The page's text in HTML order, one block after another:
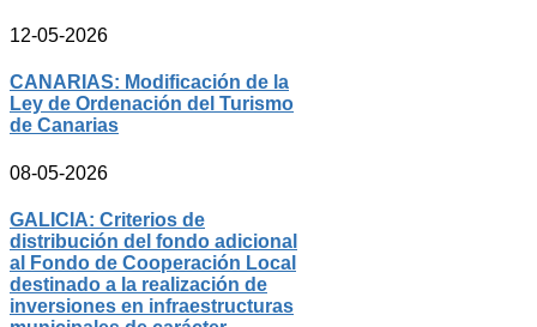
12-05-2026
CANARIAS: Modificación de la
Ley de Ordenación del Turismo
de Canarias
08-05-2026
GALICIA: Criterios de
distribución del fondo adicional
al Fondo de Cooperación Local
destinado a la realización de
inversiones en infraestructuras